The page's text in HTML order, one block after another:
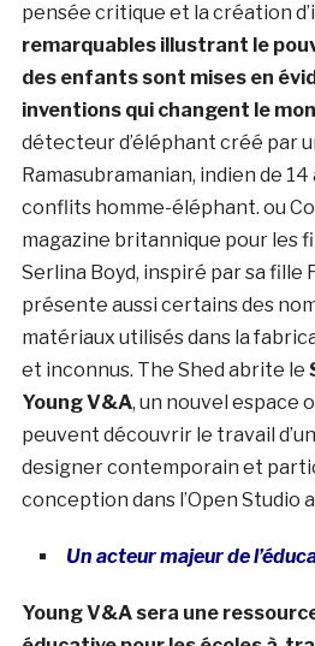
pensée critique et la création
remarquables illustrant le
des enfants sont mises en
inventions qui changent le
détecteur d’éléphant créé par
Ramasubramanian, indien de
conflits homme-éléphant. ou
magazine britannique pour les
Serlina Boyd, inspiré par sa fille
présente aussi certains des
matériaux utilisés dans la
et inconnus. The Shed abrite le
Young V&A, un nouvel espace
peuvent découvrir le travail
designer contemporain et
conception dans l’Open Studio
Un acteur majeur de
Young V&A sera une